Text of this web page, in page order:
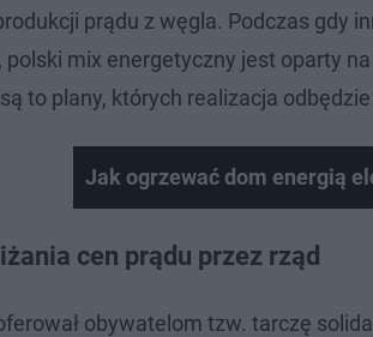
prądu z węgla. Podczas gdy
polski mix energetyczny jest oparty
to plany, których realizacja
Jak ogrzewać dom energią
cen prądu przez rząd
obywatelom tzw. tarczę